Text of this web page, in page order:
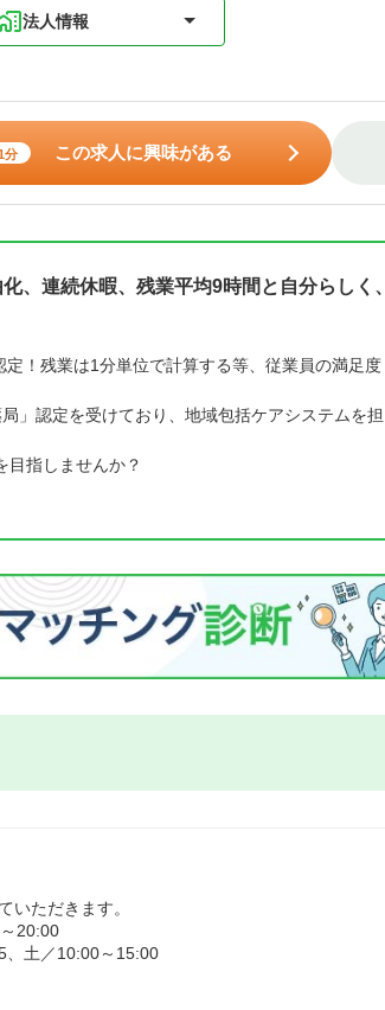
法人情報
分 この求人に興味がある
、連続休暇、残業平均9時間と自分らしく、
！残業は1分単位で計算する等、従業員の満足度
」認定を受けており、地域包括ケアシステムを担
目指しませんか？
いただきます。
20:00
、土／10:00～15:00